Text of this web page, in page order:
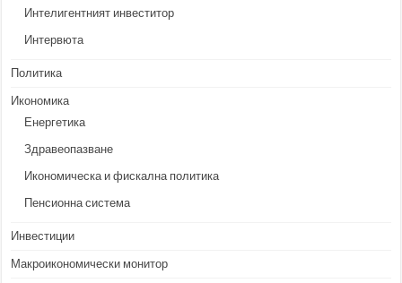
Интелигентният инвеститор
Интервюта
Политика
Икономика
Енергетика
Здравеопазване
Икономическа и фискална политика
Пенсионна система
Инвестиции
Макроикономически монитор